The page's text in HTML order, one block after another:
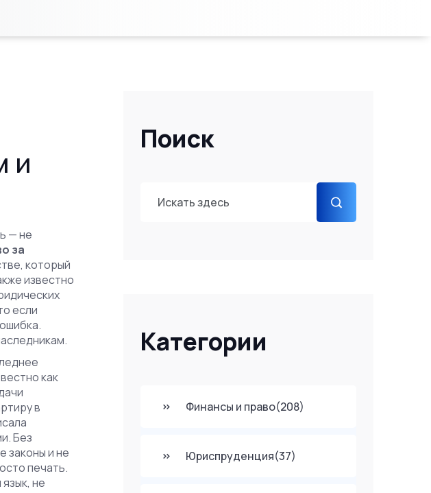
Поиск
Категории
Финансы и право(208)
Юриспруденция(37)
и
— не
за
который
известно
если
как
в
Без
законы и не
печать.
не